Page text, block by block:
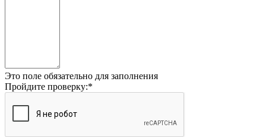
Это поле обязательно для заполнения
Пройдите проверку:*